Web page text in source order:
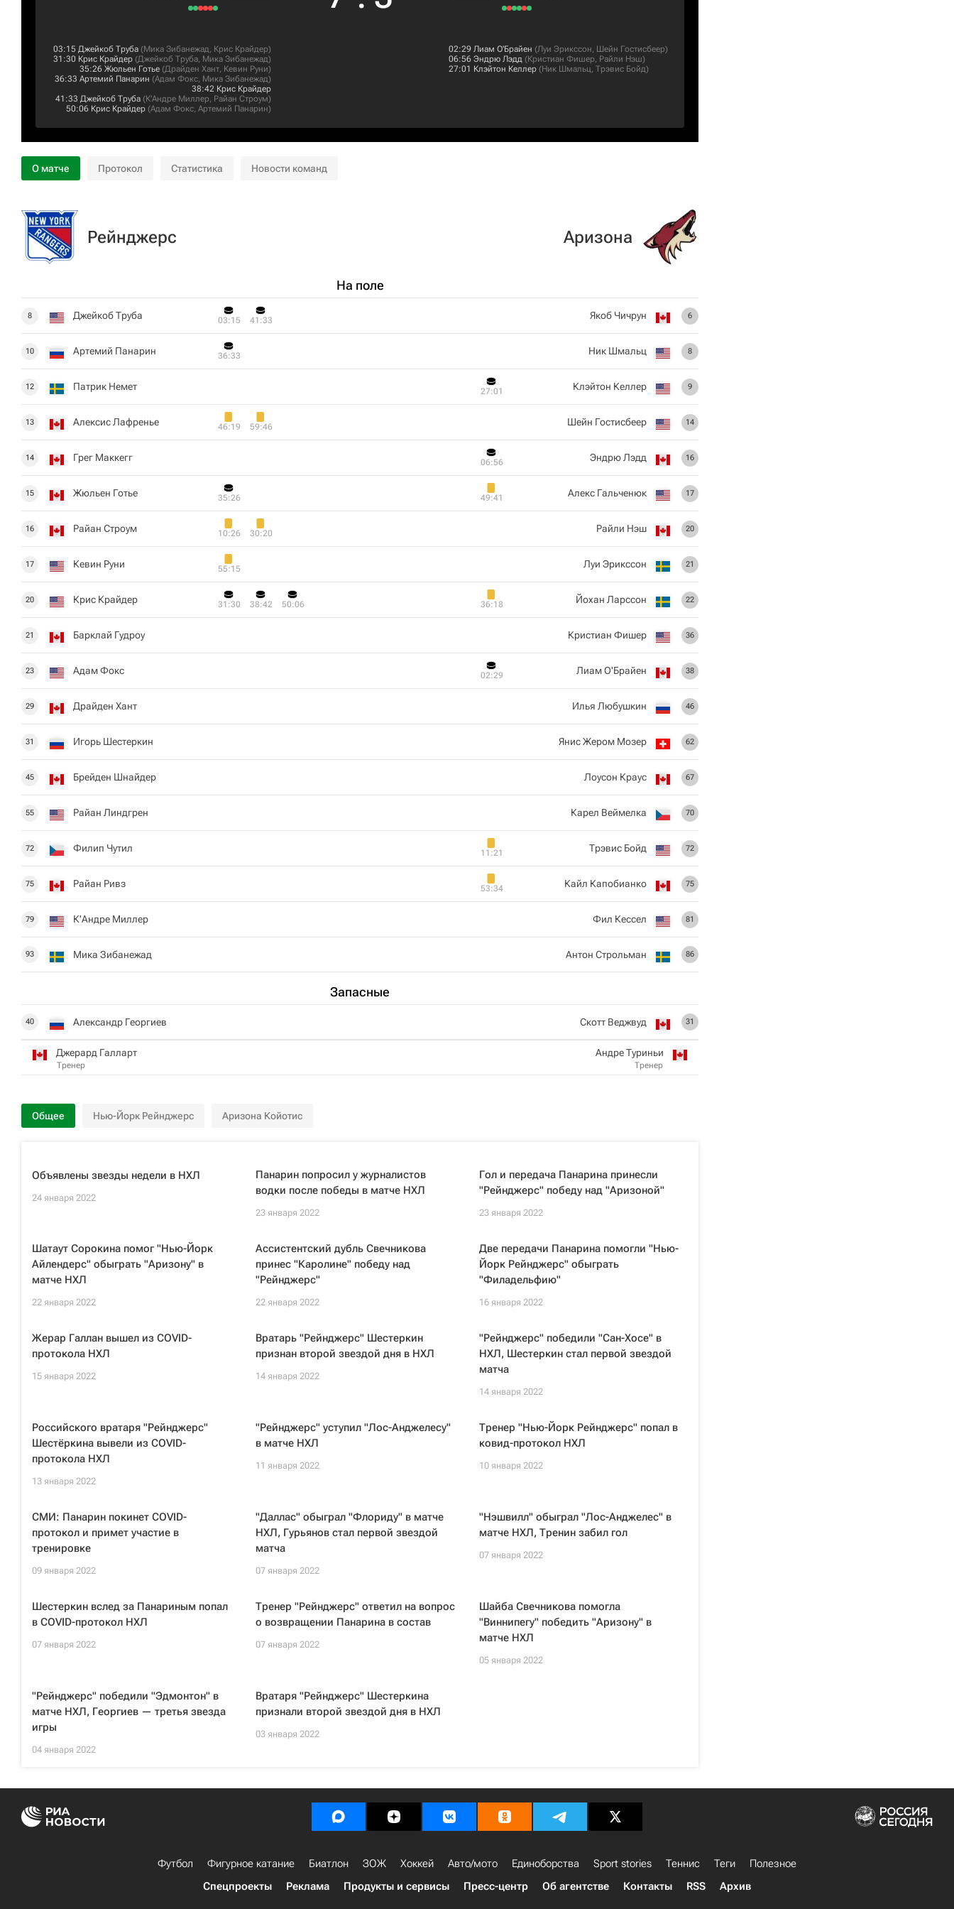
03:15 Джейкоб Труба (Мика Зибанежад, Крис Крайдер)
31:30 Крис Крайдер (Джейкоб Труба, Мика Зибанежад)
35:26 Жюльен Готье (Драйден Хант, Кевин Руни)
36:33 Артемий Панарин (Адам Фокс, Мика Зибанежад)
38:42 Крис Крайдер
41:33 Джейкоб Труба (К'Андре Миллер, Райан Строум)
50:06 Крис Крайдер (Адам Фокс, Артемий Панарин)
02:29 Лиам О'Брайен (Луи Эрикссон, Шейн Гостисбеер)
06:56 Эндрю Лэдд (Кристиан Фишер, Райли Нэш)
27:01 Клэйтон Келлер (Ник Шмальц, Трэвис Бойд)
О матче Протокол Статистика Новости команд
Рейнджерс
На поле
8 Джейкоб Труба 03:15 41:33
10 Артемий Панарин 36:33
12 Патрик Немет
13 Алексис Лафренье 46:19 59:46
14 Грег Маккегг
15 Жюльен Готье 35:26
16 Райан Строум 10:26 30:20
17 Кевин Руни 55:15
20 Крис Крайдер 31:30 38:42 50:06
21 Барклай Гудроу
23 Адам Фокс
29 Драйден Хант
31 Игорь Шестеркин
45 Брейден Шнайдер
55 Райан Линдгрен
72 Филип Чутил
75 Райан Ривз
79 К'Андре Миллер
93 Мика Зибанежад
Запасные
40 Александр Георгиев
Джерард Галларт
Тренер
Аризона
6
Якоб Чичрун
8
Ник Шмальц
9
Клэйтон Келлер
27:01
14
Шейн Гостисбеер
16
Эндрю Лэдд
06:56
17
Алекс Гальченюк
49:41
20
Райли Нэш
21
Луи Эрикссон
22
Йохан Ларссон
36:18
36
Кристиан Фишер
38
Лиам О'Брайен
02:29
46
Илья Любушкин
62
Янис Жером Мозер
67
Лоусон Краус
70
Карел Веймелка
72
Трэвис Бойд
11:21
75
Кайл Капобианко
53:34
81
Фил Кессел
86
Антон Строльман
31
Скотт Веджвуд
Андре Туриньи
Тренер
Общее Нью-Йорк Рейнджерс Аризона Койотис
Объявлены звезды недели в НХЛ
24 января 2022
Панарин попросил у журналистов
водки после победы в матче НХЛ
23 января 2022
Гол и передача Панарина принесли
"Рейнджерс" победу над "Аризоной"
23 января 2022
Шатаут Сорокина помог "Нью-Йорк
Айлендерс" обыграть "Аризону" в
матче НХЛ
22 января 2022
Ассистентский дубль Свечникова
принес "Каролине" победу над
"Рейнджерс"
22 января 2022
Две передачи Панарина помогли "Нью-
Йорк Рейнджерс" обыграть
"Филадельфию"
16 января 2022
Жерар Галлан вышел из COVID-
протокола НХЛ
15 января 2022
Вратарь "Рейнджерс" Шестеркин
признан второй звездой дня в НХЛ
14 января 2022
"Рейнджерс" победили "Сан-Хосе" в
НХЛ, Шестеркин стал первой звездой
матча
14 января 2022
Российского вратаря "Рейнджерс"
Шестёркина вывели из COVID-
протокола НХЛ
13 января 2022
"Рейнджерс" уступил "Лос-Анджелесу"
в матче НХЛ
11 января 2022
Тренер "Нью-Йорк Рейнджерс" попал в
ковид-протокол НХЛ
10 января 2022
СМИ: Панарин покинет COVID-
протокол и примет участие в
тренировке
09 января 2022
"Даллас" обыграл "Флориду" в матче
НХЛ, Гурьянов стал первой звездой
матча
07 января 2022
"Нэшвилл" обыграл "Лос-Анджелес" в
матче НХЛ, Тренин забил гол
07 января 2022
Шестеркин вслед за Панариным попал
в COVID-протокол НХЛ
07 января 2022
Тренер "Рейнджерс" ответил на вопрос
о возвращении Панарина в состав
07 января 2022
Шайба Свечникова помогла
"Виннипегу" победить "Аризону" в
матче НХЛ
05 января 2022
"Рейнджерс" победили "Эдмонтон" в
матче НХЛ, Георгиев — третья звезда
игры
04 января 2022
Вратаря "Рейнджерс" Шестеркина
признали второй звездой дня в НХЛ
03 января 2022
Футбол Фигурное катание Биатлон ЗОЖ Хоккей Авто/мото Единоборства Sport stories Теннис Теги
Полезное
Спецпроекты
Реклама Продукты и сервисы Пресс-центр Об агентстве Контакты RSS Архив